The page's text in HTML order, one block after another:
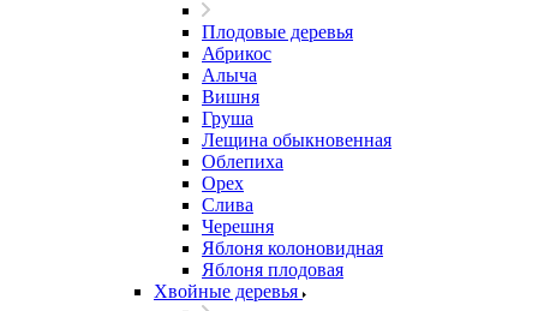
Плодовые деревья
Абрикос
Алыча
Вишня
Груша
Лещина обыкновенная
Облепиха
Орех
Слива
Черешня
Яблоня колоновидная
Яблоня плодовая
Хвойные деревья